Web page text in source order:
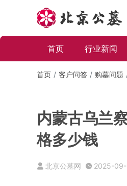
首页 行业新闻
首页 客户问答 购墓问题
内蒙古乌兰
格多少钱
北京公墓网 2025-09-